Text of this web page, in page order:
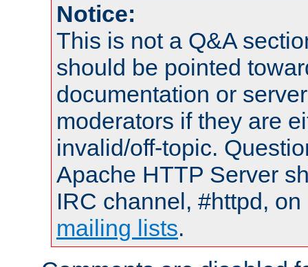
Notice:
This is not a Q&A
should be pointed
documentation or
moderators if they are
invalid/off-topic.
Apache HTTP Server
IRC channel, #httpd,
mailing lists.